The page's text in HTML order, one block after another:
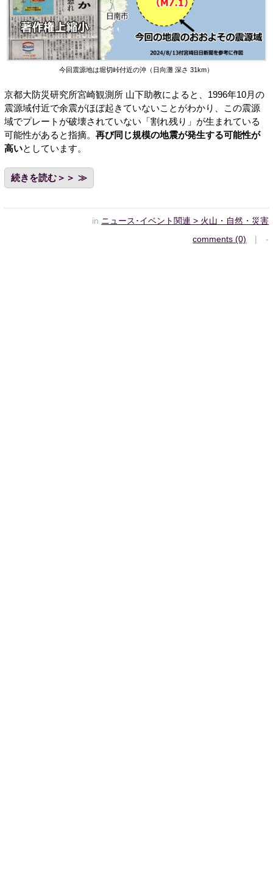
今回震源地は堀切峠付近の沖（日向灘 深さ 31km）
京都大防災研究所宮崎観測所 山下助教によると、1996年10月の
震源域付近で余震がほぼ起きていないことがわかり、この震源
域でプレートが破壊されていない「割れ残り」が生まれている
可能性があると指摘。 再び同じ規模の地震が発生する可能性が
高いとしています。
続きを読む＞＞
in ニュース･イベント関連 > 火山・自然・災害
comments (0) | -